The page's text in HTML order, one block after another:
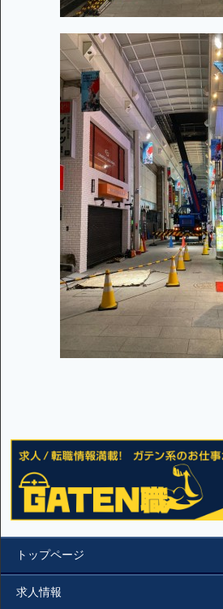
トップページ
求人情報